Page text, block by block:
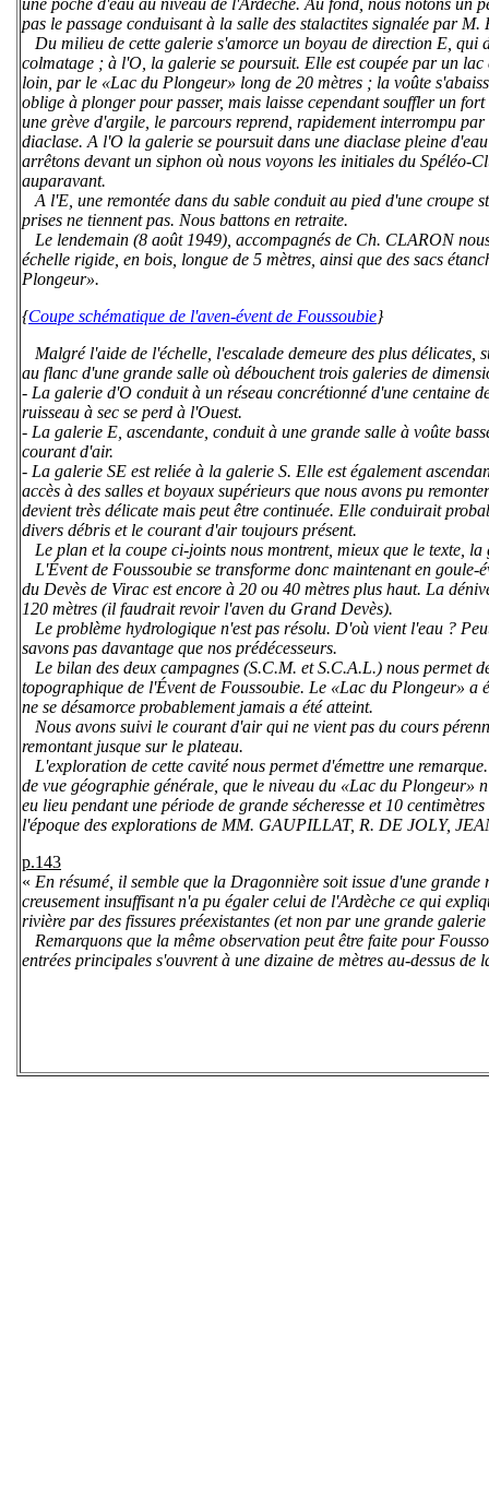
une poche d'eau au niveau de l'Ardèche. Au fond, nous notons un
pas le passage conduisant à la salle des stalactites signalée par M.
Du milieu de cette galerie s'amorce un boyau de direction E, qui
colmatage ; à l'O, la galerie se poursuit. Elle est coupée par un lac
loin, par le «Lac du Plongeur» long de 20 mètres ; la voûte
oblige à plonger pour passer, mais laisse cependant souffler un
une grève d'argile, le parcours reprend, rapidement interrompu
diaclase. A l'O la galerie se poursuit dans une diaclase pleine
arrêtons devant un siphon où nous voyons les initiales du Spéléo-
auparavant.
A l'E, une remontée dans du sable conduit au pied d'une croupe
prises ne tiennent pas. Nous battons en retraite.
Le lendemain (8 août 1949), accompagnés de Ch. CLARON
échelle rigide, en bois, longue de 5 mètres, ainsi que des sacs
Plongeur».
{Coupe schématique de l'aven-évent de Foussoubie}
Malgré l'aide de l'échelle, l'escalade demeure des plus délicates,
au flanc d'une grande salle où débouchent trois galeries de
- La galerie d'O conduit à un réseau concrétionné d'une centaine
ruisseau à sec se perd à l'Ouest.
- La galerie E, ascendante, conduit à une grande salle à voûte
courant d'air.
- La galerie SE est reliée à la galerie S. Elle est également
accès à des salles et boyaux supérieurs que nous avons pu
devient très délicate mais peut être continuée. Elle conduirait
divers débris et le courant d'air toujours présent.
Le plan et la coupe ci-joints nous montrent, mieux que le texte, la
L'Évent de Foussoubie se transforme donc maintenant en goule-
du Devès de Virac est encore à 20 ou 40 mètres plus haut. La
120 mètres (il faudrait revoir l'aven du Grand Devès).
Le problème hydrologique n'est pas résolu. D'où vient l'eau ?
savons pas davantage que nos prédécesseurs.
Le bilan des deux campagnes (S.C.M. et S.C.A.L.) nous permet
topographique de l'Évent de Foussoubie. Le «Lac du Plongeur» a
ne se désamorce probablement jamais a été atteint.
Nous avons suivi le courant d'air qui ne vient pas du cours
remontant jusque sur le plateau.
L'exploration de cette cavité nous permet d'émettre une
de vue géographie générale, que le niveau du «Lac du Plongeur»
eu lieu pendant une période de grande sécheresse et 10
l'époque des explorations de MM. GAUPILLAT, R. DE JOLY,
p.143
« En résumé, il semble que la Dragonnière soit issue d'une
creusement insuffisant n'a pu égaler celui de l'Ardèche ce qui
rivière par des fissures préexistantes (et non par une grande
Remarquons que la même observation peut être faite pour
entrées principales s'ouvrent à une dizaine de mètres au-dessus de